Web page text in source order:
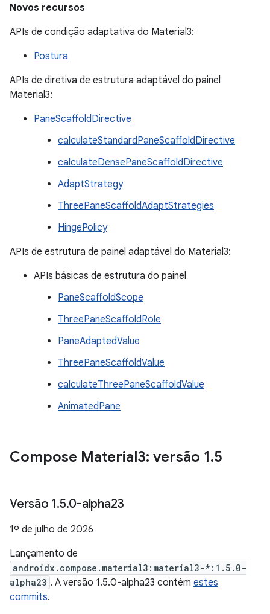
Novos recursos
APIs de condição adaptativa do Material3:
Postura
APIs de diretiva de estrutura adaptável do painel
Material3:
PaneScaffoldDirective
calculateStandardPaneScaffoldDirective
calculateDensePaneScaffoldDirective
AdaptStrategy
ThreePaneScaffoldAdaptStrategies
HingePolicy
APIs de estrutura de painel adaptável do Material3:
APIs básicas de estrutura do painel
PaneScaffoldScope
ThreePaneScaffoldRole
PaneAdaptedValue
ThreePaneScaffoldValue
calculateThreePaneScaffoldValue
AnimatedPane
Compose Material3: versão 1.5
Versão 1.5.0-alpha23
1º de julho de 2026
Lançamento de
androidx.compose.material3:material3-*:1.5.0-
alpha23 . A versão 1.5.0-alpha23 contém estes
commits.